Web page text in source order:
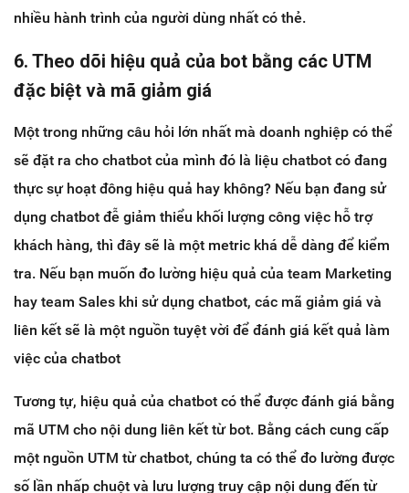
nhiều hành trình của người dùng nhất có thẻ.
6. Theo dõi hiệu quả của bot bằng các UTM
đặc biệt và mã giảm giá
Một trong những câu hỏi lớn nhất mà doanh nghiệp có thể
sẽ đặt ra cho chatbot của mình đó là liệu chatbot có đang
thực sự hoạt đông hiệu quả hay không? Nếu bạn đang sử
dụng chatbot đễ giảm thiểu khối lượng công việc hỗ trợ
khách hàng, thì đây sẽ là một metric khá dễ dàng để kiểm
tra. Nếu bạn muốn đo lường hiệu quả của team Marketing
hay team Sales khi sử dụng chatbot, các mã giảm giá và
liên kết sẽ là một nguồn tuyệt vời để đánh giá kết quả làm
việc của chatbot
Tương tự, hiệu quả của chatbot có thể được đánh giá bằng
mã UTM cho nội dung liên kết từ bot. Bằng cách cung cấp
một nguồn UTM từ chatbot, chúng ta có thể đo lường được
số lần nhấp chuột và lưu lượng truy cập nội dung đến từ